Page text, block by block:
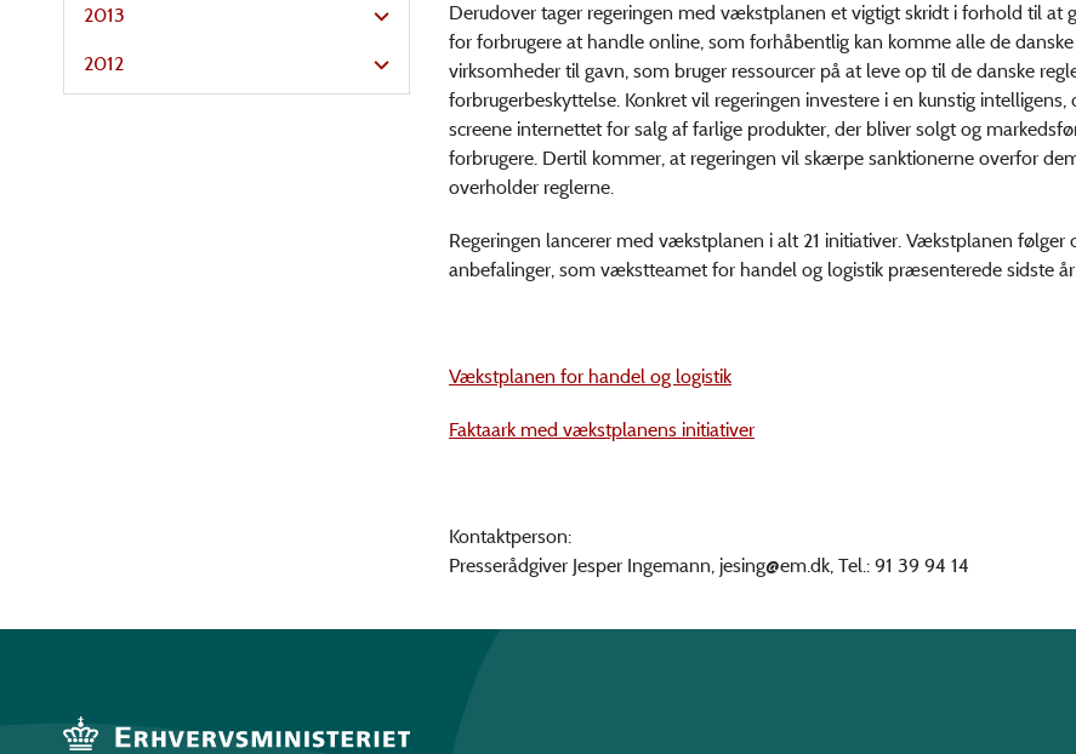
2013
2012
Derudover tager regeringen med vækstplanen et vigtigt skridt i forhold til at
for forbrugere at handle online, som forhåbentlig kan komme alle de danske
virksomheder til gavn, som bruger ressourcer på at leve op til de danske
forbrugerbeskyttelse. Konkret vil regeringen investere i en kunstig intelligens,
screene internettet for salg af farlige produkter, der bliver solgt og
forbrugere. Dertil kommer, at regeringen vil skærpe sanktionerne overfor
overholder reglerne.
Regeringen lancerer med vækstplanen i alt 21 initiativer. Vækstplanen følger
anbefalinger, som vækstteamet for handel og logistik præsenterede sidste
Vækstplanen for handel og logistik
Faktaark med vækstplanens initiativer
Kontaktperson:
Presserådgiver Jesper Ingemann, jesing@em.dk, Tel.: 91 39 94 14